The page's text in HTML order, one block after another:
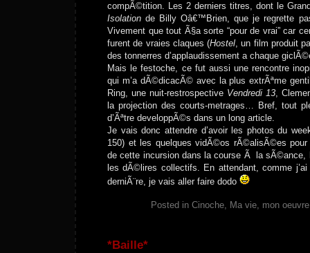
compÃ©tition. Les 2 derniers titres, dont le
Isolation de Billy Oâ€™Brien, que je regrette
Vivement que tout Ã§a sorte “pour de vrai” car
furent de vraies claques (Hostel, un film produit
des tonnerres d’applaudissement a chaque
Mais le festoche, ce fut aussi une rencontre
qui m’a dÃ©dicacÃ© avec la plus extrÃªme
Ring, une nuit-restrospective Vendredi 13,
la projection des courts-metrages… Bref, tout
d’Ãªtre developpÃ©s dans un long article.
Je vais donc attendre d’avoir les photos du
150) et les quelques vidÃ©os rÃ©alisÃ©es pour
de cette incursion dans la course Ã la sÃ©ance,
les dÃ©lires collectifs. En attendant, comme
derniÃ¨re, je vais aller faire dodo
Posted in Cinoche, Ma vie, mon oeuvre
*Baille*